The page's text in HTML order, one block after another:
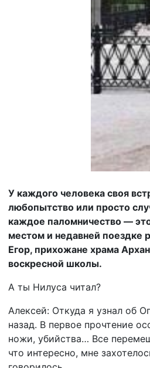
У каждого человека своя
любопытство или просто
каждое паломничество —
местом и недавней поездке
Егор, прихожане храма
воскресной школы.
А ты Нилуса читал?
Алексей: Откуда я узнал об
назад. В первое прочтение
ножи, убийства… Все
что интересно, мне